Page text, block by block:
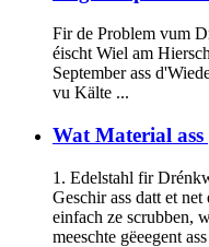
Fir de Problem vum
éischt Wiel am
September ass
vu Kälte ...
Wat Material
1. Edelstahl fir
Geschir ass datt et
einfach ze scrubben,
meeschte gëeegent